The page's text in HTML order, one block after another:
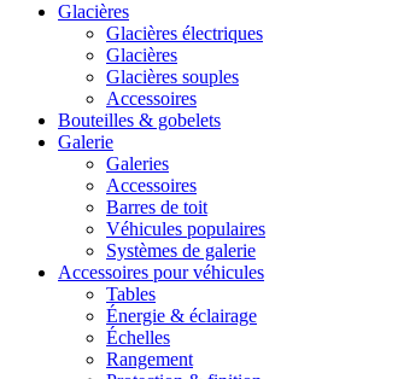
Glacières
Glacières électriques
Glacières
Glacières souples
Accessoires
Bouteilles & gobelets
Galerie
Galeries
Accessoires
Barres de toit
Véhicules populaires
Systèmes de galerie
Accessoires pour véhicules
Tables
Énergie & éclairage
Échelles
Rangement